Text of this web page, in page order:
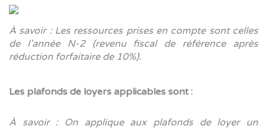
À savoir : Les ressources prises en compte sont celles
de l’année N-2 (revenu fiscal de référence après
réduction forfaitaire de 10%).
Les plafonds de loyers applicables sont :
À savoir : On applique aux plafonds de loyer un